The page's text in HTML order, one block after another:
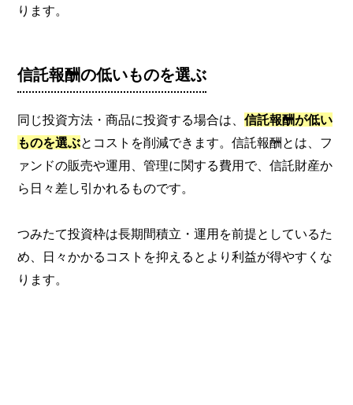
ります。
信託報酬の低いものを選ぶ
同じ投資方法・商品に投資する場合は、信託報酬が低い
ものを選ぶとコストを削減できます。信託報酬とは、フ
ァンドの販売や運用、管理に関する費用で、信託財産か
ら日々差し引かれるものです。
つみたて投資枠は長期間積立・運用を前提としているた
め、日々かかるコストを抑えるとより利益が得やすくな
ります。